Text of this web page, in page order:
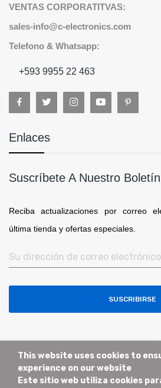
VENTAS CORPORATITVAS:
sales-info@c-electronics.com
Telefono & Whatsapp:
+593 9955 22 463
Enlaces
Suscríbete A Nuestro
Reciba actualizaciones por correo
última tienda y ofertas especiales.
SUSCRIBIRSE
This website uses cookies to
experience on our website
Este sitio web utiliza cookies